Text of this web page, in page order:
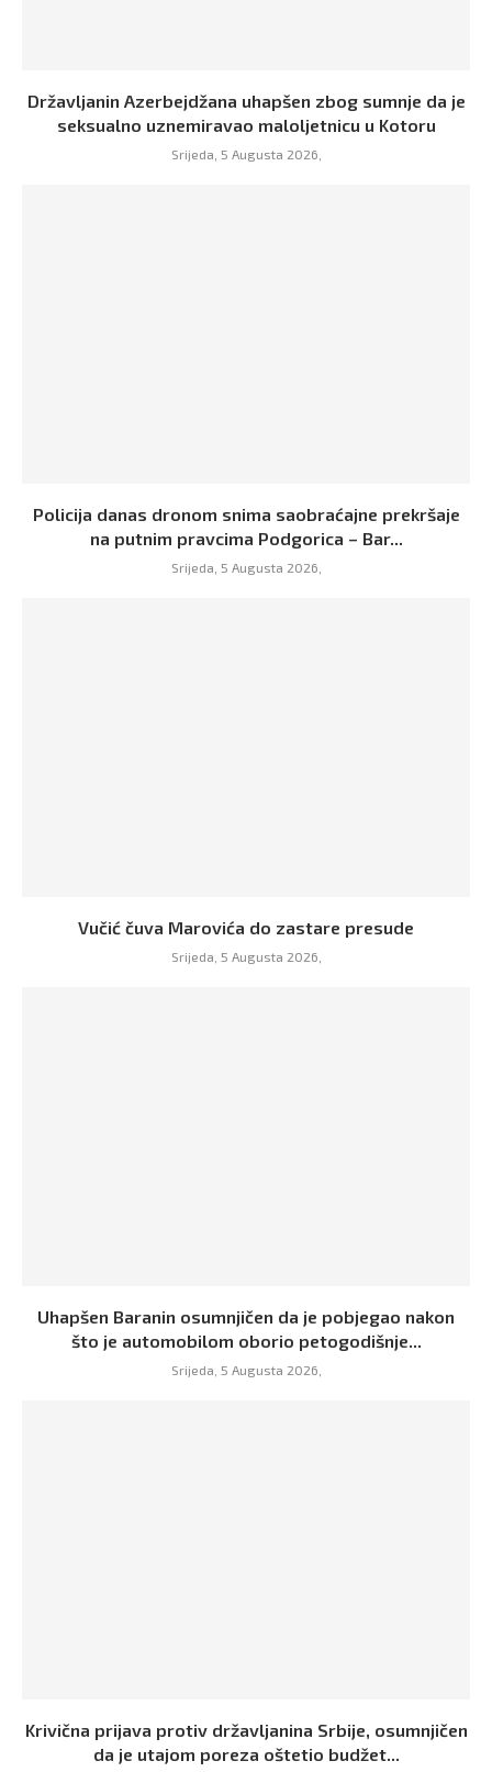
Državljanin Azerbejdžana uhapšen zbog sumnje da je
seksualno uznemiravao maloljetnicu u Kotoru
Srijeda, 5 Augusta 2026,
Policija danas dronom snima saobraćajne prekršaje
na putnim pravcima Podgorica – Bar...
Srijeda, 5 Augusta 2026,
Vučić čuva Marovića do zastare presude
Srijeda, 5 Augusta 2026,
Uhapšen Baranin osumnjičen da je pobjegao nakon
što je automobilom oborio petogodišnje...
Srijeda, 5 Augusta 2026,
Krivična prijava protiv državljanina Srbije, osumnjičen
da je utajom poreza oštetio budžet...